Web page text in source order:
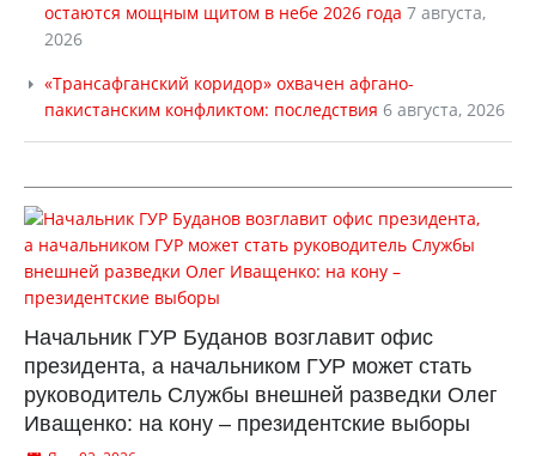
остаются мощным щитом в небе 2026 года 7 августа,
2026
«Трансафганский коридор» охвачен афгано-
пакистанским конфликтом: последствия 6 августа, 2026
Начальник ГУР Буданов возглавит офис
президента, а начальником ГУР может стать
руководитель Службы внешней разведки Олег
Иващенко: на кону – президентские выборы